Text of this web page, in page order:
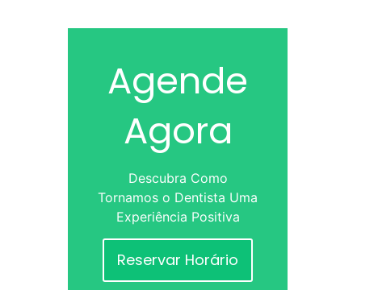
Agende
Agora
Descubra Como
Tornamos o Dentista Uma
Experiência Positiva
Reservar Horário